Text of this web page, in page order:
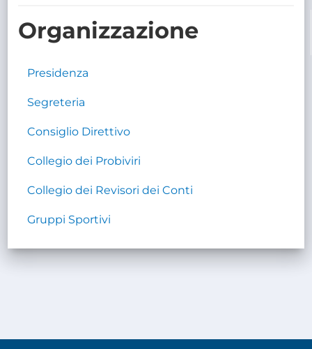
Organizzazione
Presidenza
Segreteria
Consiglio Direttivo
Collegio dei Probiviri
Collegio dei Revisori dei Conti
Gruppi Sportivi